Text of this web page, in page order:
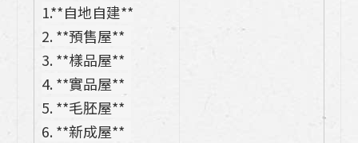
【05熱愛生活的人】為了夢想中的車 換了
一間房，為了完美的廚房拆掉建商附的廚
具！
2026 居家新年開運6大撇步！空間改變這
6項，運勢自然跟著轉好!
1.**自地自建**
2. **預售屋**
3. **樣品屋**
4. **實品屋**
5. **毛胚屋**
6. **新成屋**